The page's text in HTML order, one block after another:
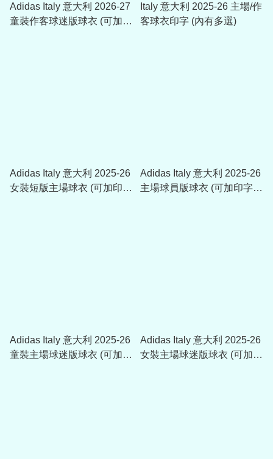
Adidas Italy 意大利 2026-27
童裝作客球迷版球衣 (可加印
Italy 意大利 2025-26 主場/作
客球衣印字 (內有多選)
Adidas Italy 意大利 2025-26
女裝短版主場球衣 (可加印字
Adidas Italy 意大利 2025-26
主場球員版球衣 (可加印字
Adidas Italy 意大利 2025-26
童裝主場球迷版球衣 (可加印
Adidas Italy 意大利 2025-26
女裝主場球迷版球衣 (可加印